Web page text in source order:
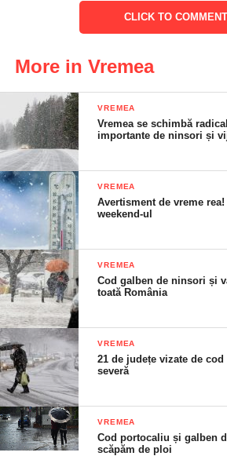
CLICK TO COMMENT
More in Vremea
VREMEA
Vremea se schimbă
importante de ninsori și
VREMEA
Avertisment de vreme
weekend-ul
VREMEA
Cod galben de ninsori și
toată România
VREMEA
21 de județe vizate de
severă
VREMEA
Cod portocaliu și galben
scăpăm de ploi